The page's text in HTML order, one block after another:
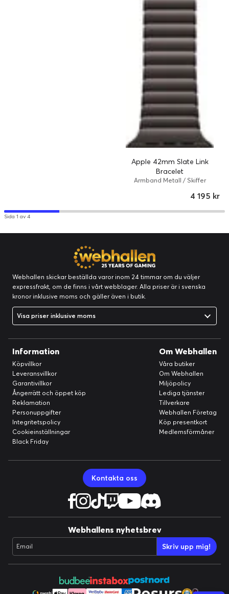
Apple 42mm Slate Link
Bracelet
Armband Metall / Skiffer
4 195 kr
Sida 1 av 4
Webhallen skickar beställda varor inom 24 timmar om du väljer
expressfrakt, om de finns i vårt webblager. Alla priser är i svenska
kronor inklusive moms och gäller även i butik.
Visa priser inklusive moms
Information
Köpvillkor
Leveransvillkor
Garantivillkor
Ångerrätt och öppet köp
Reklamation
Personuppgifter
Integritetspolicy
Cookieinställningar
Black Friday
Om Webhallen
Våra butiker
Om Webhallen
Miljöpolicy
Lediga tjänster
Tillverkare
Webhallen Företag
Köp presentkort
Medlemsförmåner
Kontakta oss
Webhallens nyhetsbrev
Email Skriv upp mig!